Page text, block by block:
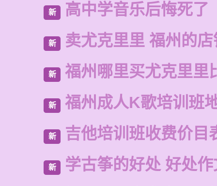
新 高中学音乐后悔死了
新 卖尤克里里 福州的店
新 福州哪里买尤克里里
新 福州成人K歌培训班
新 吉他培训班收费价目
新 学古筝的好处 好处作